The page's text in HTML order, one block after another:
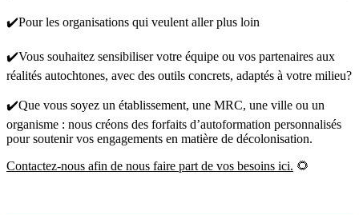
✔️Pour les organisations qui veulent aller plus loin
✔️Vous souhaitez sensibiliser votre équipe ou vos partenaires aux
réalités autochtones, avec des outils concrets, adaptés à votre milieu?
✔️Que vous soyez un établissement, une MRC, une ville ou un
organisme : nous créons des forfaits d’autoformation personnalisés
pour soutenir vos engagements en matière de décolonisation.
Contactez-nous afin de nous faire part de vos besoins ici. 🌻